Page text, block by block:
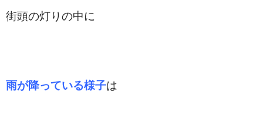
街頭の灯りの中に
雨が降っている様子は